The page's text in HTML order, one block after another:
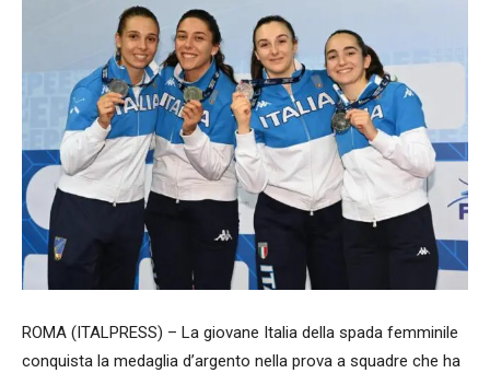
ROMA (ITALPRESS) – La giovane Italia della spada femminile
conquista la medaglia d’argento nella prova a squadre che ha